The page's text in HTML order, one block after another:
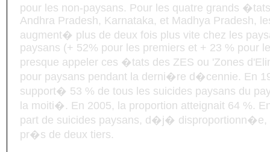
pour les non-paysans. Pour les quatre grands
Andhra Pradesh, Karnataka, et Madhya Pradesh,
augment� plus de deux fois plus vite chez les
paysans (+ 52% pour les premiers et + 23 % pour
presque appeler ces �tats des ZES ou 'Zones
pour paysans pendant la derni�re d�cennie. En
support� 53 % de tous les suicides paysans du
la moiti�. En 2005, la proportion atteignait 64 %.
part de suicides paysans, d�j�
pr�s de deux tiers.